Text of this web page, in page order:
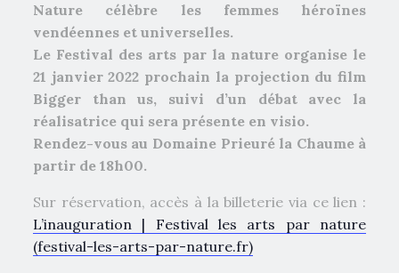
Nature célèbre les femmes héroïnes
vendéennes et universelles.
Le Festival des arts par la nature organise le
21 janvier 2022 prochain la projection du film
Bigger than us, suivi d’un débat avec la
réalisatrice qui sera présente en visio.
Rendez-vous au Domaine Prieuré la Chaume à
partir de 18h00.
Sur réservation, accès à la billeterie via ce lien :
L’inauguration | Festival les arts par nature
(festival-les-arts-par-nature.fr)